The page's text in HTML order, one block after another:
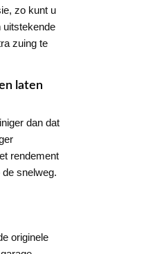
zo kunt u
uitstekende
zuing te
laten
dan dat
rendement
snelweg.
originele